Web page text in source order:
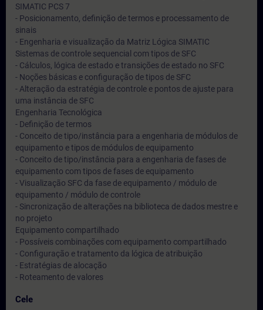
SIMATIC PCS 7
- Posicionamento, definição de termos e processamento de
sinais
- Engenharia e visualização da Matriz Lógica SIMATIC
Sistemas de controle sequencial com tipos de SFC
- Cálculos, lógica de estado e transições de estado no SFC
- Noções básicas e configuração de tipos de SFC
- Alteração da estratégia de controle e pontos de ajuste para
uma instância de SFC
Engenharia Tecnológica
- Definição de termos
- Conceito de tipo/instância para a engenharia de módulos de
equipamento e tipos de módulos de equipamento
- Conceito de tipo/instância para a engenharia de fases de
equipamento com tipos de fases de equipamento
- Visualização SFC da fase de equipamento / módulo de
equipamento / módulo de controle
- Sincronização de alterações na biblioteca de dados mestre e
no projeto
Equipamento compartilhado
- Possíveis combinações com equipamento compartilhado
- Configuração e tratamento da lógica de atribuição
- Estratégias de alocação
- Roteamento de valores
Cele